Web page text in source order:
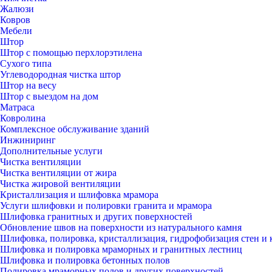
Жалюзи
Ковров
Мебели
Штор
Штор с помощью перхлорэтилена
Сухого типа
Углеводородная чистка штор
Штор на весу
Штор с выездом на дом
Матраса
Ковролина
Комплексное обслуживание зданий
Инжиниринг
Дополнительные услуги
Чистка вентиляции
Чистка вентиляции от жира
Чистка жировой вентиляции
Кристаллизация и шлифовка мрамора
Услуги шлифовки и полировки гранита и мрамора
Шлифовка гранитных и других поверхностей
Обновление швов на поверхности из натурального камня
Шлифовка, полировка, кристаллизация, гидрофобизация стен и
Шлифовка и полировка мраморных и гранитных лестниц
Шлифовка и полировка бетонных полов